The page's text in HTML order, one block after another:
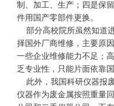
制、加工、生产；四是保
件用国产零部件更换。
部分高校院所虽然知道
择国外厂商维修，主要原
一些企业维修能力不足；
乏专业性，只能片面依靠
此外，我国科研仪器报
仪器作为废金属按照重量